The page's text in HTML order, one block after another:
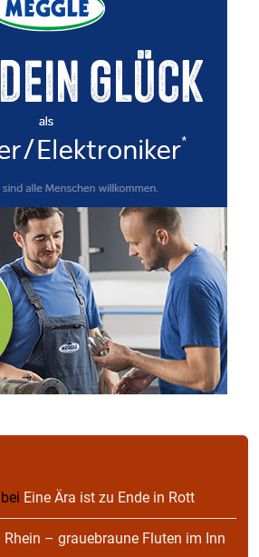
bei Eine Ära ist zu Ende in Rott
Rhein – grauebraune Fluten im Inn